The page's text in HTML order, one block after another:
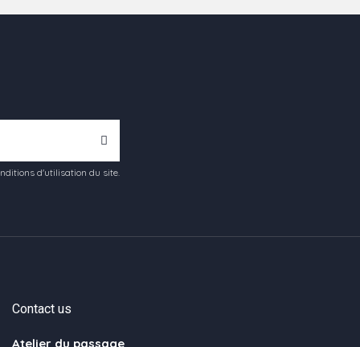
d'utilisation du site.
Contact us
Atelier du passage